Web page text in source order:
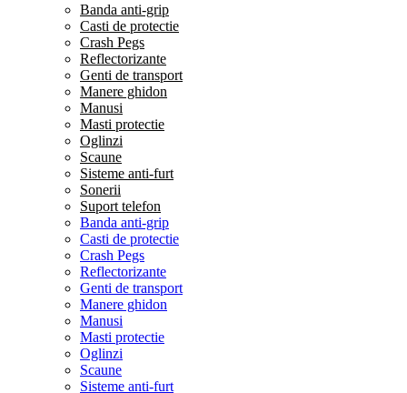
Banda anti-grip
Casti de protectie
Crash Pegs
Reflectorizante
Genti de transport
Manere ghidon
Manusi
Masti protectie
Oglinzi
Scaune
Sisteme anti-furt
Sonerii
Suport telefon
Banda anti-grip
Casti de protectie
Crash Pegs
Reflectorizante
Genti de transport
Manere ghidon
Manusi
Masti protectie
Oglinzi
Scaune
Sisteme anti-furt